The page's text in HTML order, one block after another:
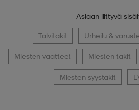
Asiaan liittyvä
Talvitakit Urheilu &
Miesten vaatteet Miesten takit
Miesten syystakit